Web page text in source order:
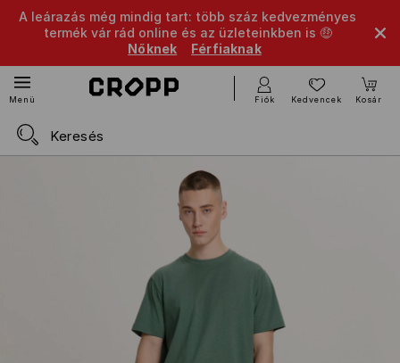
A leárazás még mindig tart: több száz kedvezményes
termék vár rád online és az üzleteinkben is 🤑
Nőknek
Férfiaknak
Menü Fiók Kedvencek Kosár